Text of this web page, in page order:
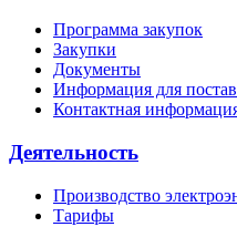
Программа закупок
Закупки
Документы
Информация для
Контактная
Деятельность
Производство
Тарифы